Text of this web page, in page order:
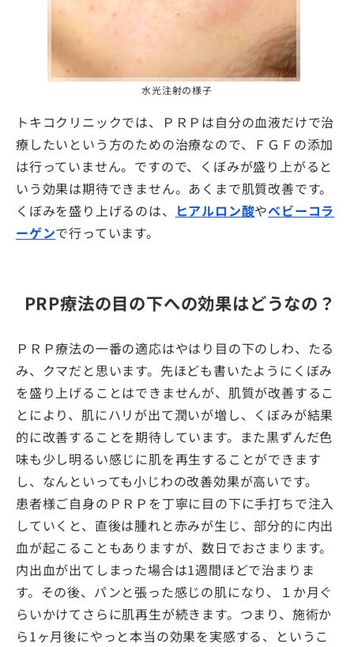
水光注射の様子
トキコクリニックでは、ＰＲＰは自分の血液だけで治
療したいという方のための治療なので、ＦＧＦの添加
は行っていません。ですので、くぼみが盛り上がると
いう効果は期待できません。あくまで肌質改善です。
くぼみを盛り上げるのは、 ヒアルロン酸やベビーコラ
ーゲンで行っています。
PRP療法の目の下への効果はどうなの？
ＰＲＰ療法の一番の適応はやはり目の下のしわ、たる
み、クマだと思います。先ほども書いたようにくぼみ
を盛り上げることはできませんが、肌質が改善するこ
とにより、肌にハリが出て潤いが増し、くぼみが結果
的に改善することを期待しています。また黒ずんだ色
味も少し明るい感じに肌を再生することができます
し、なんといっても小じわの改善効果が高いです。
患者様ご自身のＰＲＰを丁寧に目の下に手打ちで注入
していくと、直後は腫れと赤みが生じ、部分的に内出
血が起こることもありますが、数日でおさまります。
内出血が出てしまった場合は1週間ほどで治まりま
す。その後、パンと張った感じの肌になり、１か月ぐ
らいかけてさらに肌再生が続きます。つまり、施術か
ら1ヶ月後にやっと本当の効果を実感する、というこ